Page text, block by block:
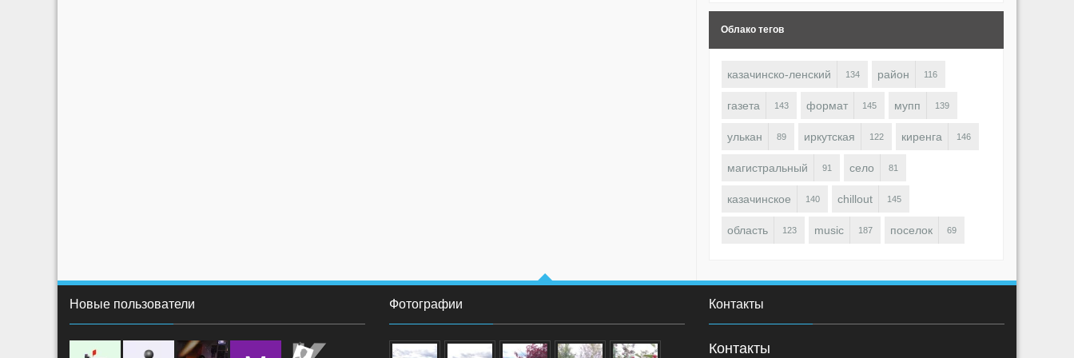
Облако тегов
казачинско-ленский 134 район 116
газета 143 формат 145 мупп 139
улькан 89 иркутская 122 киренга 146
магистральный 91 село 81
казачинское 140 chillout 145
область 123 music 187 поселок 69
Новые пользователи Фотографии Контакты
Контакты